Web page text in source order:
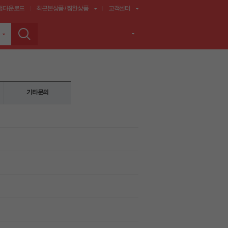
다운로드 최근본상품 / 찜한상품 고객센터
기타문의